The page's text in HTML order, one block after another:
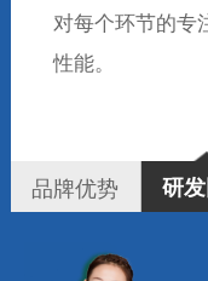
对每个环节的专
性能。
品牌优势 研